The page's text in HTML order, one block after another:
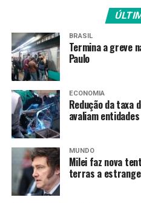
mosquito, que vão sugar o
sangue, e transmiti-lo para
Além disso,
pessoas
tendem a desenvolver
chance maior de morte, por
imunidade contra a doença
reforça a importância do
“É preciso que
fora da
consciência de
BRASIL
Termina a greve
Paulo
ECONOMIA
Redução da taxa
avaliam entidades
MUNDO
Milei faz nova
terras a